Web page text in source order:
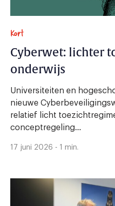
Kort
Cyberwet: lichter
onderwijs
Universiteiten en
nieuwe
relatief licht
conceptregeling...
17 juni 2026 - 1 min.